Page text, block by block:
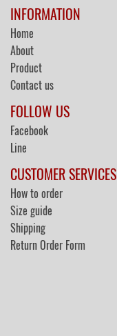
INFORMATION
Home
About
Product
Contact us
FOLLOW US
Facebook
Line
CUSTOMER SERVICES
How to order
Size guide
Shipping
Return Order Form